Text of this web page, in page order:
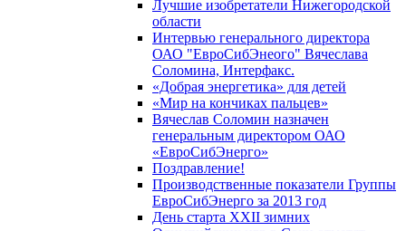
Лучшие изобретатели Нижегородской
области
Интервью генерального директора
ОАО "ЕвроСибЭнеого" Вячеслава
Соломина, Интерфакс.
«Добрая энергетика» для детей
«Мир на кончиках пальцев»
Вячеслав Соломин назначен
генеральным директором ОАО
«ЕвроСибЭнерго»
Поздравление!
Производственные показатели Группы
ЕвроСибЭнерго за 2013 год
День старта XXII зимних